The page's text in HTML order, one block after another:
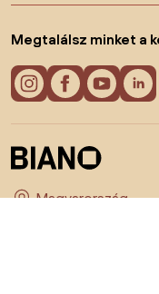
Megtalálsz minket a